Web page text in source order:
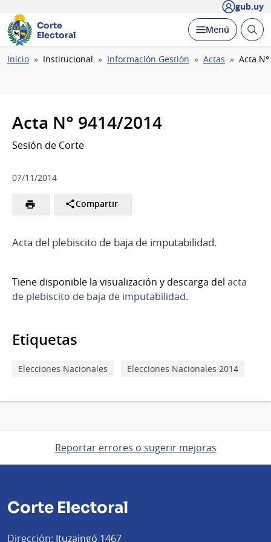
gub.uy
Corte
Electoral
Desplegar
Menú Abrir
Ruta
Inicio Institucional Información Gestión Actas Acta
Acta N° 9414/2014
Sesión de Corte
07/11/2014
Compartir
Acta del plebiscito de baja de imputabilidad.
Tiene disponible la visualización y descarga del acta
de plebiscito de baja de imputabilidad.
Etiquetas
Elecciones Nacionales Elecciones Nacionales 2014
Reportar errores o sugerir mejoras
Corte Electoral
Dirección: Ituzaingó 1467